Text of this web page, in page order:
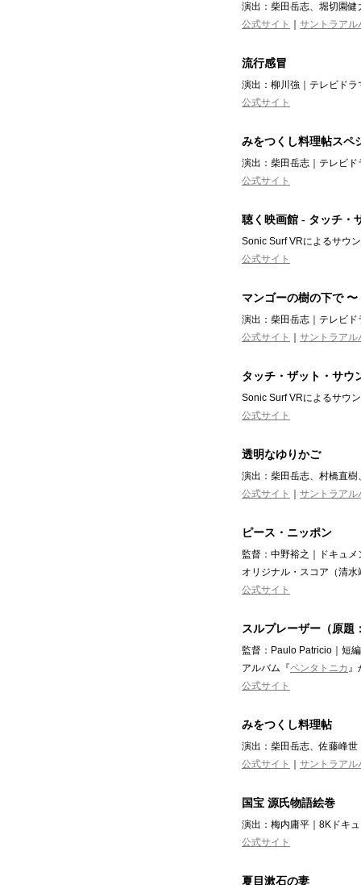
演出：柴田岳志、堀切園
公式サイト
サントラアル
流行感冒
演出：柳川強｜テレビド
公式サイト
みをつくし料理帖スペ
演出：柴田岳志｜テレビ
公式サイト
聴く映画館 - タッチ・
Sonic Surf VRによるサウ
公式サイト
マンゴーの樹の下で
演出：柴田岳志｜テレビ
公式サイト
サントラアル
タッチ・ザット・サウ
Sonic Surf VRによるサウ
公式サイト
透明なゆりかご
演出：柴田岳志、村橋直
公式サイト
サントラアル
ピース・ニッポン
監督：中野裕之｜ドキュ
オリジナル・スコア（清
公式サイト
スルプレーザー（原題
監督：Paulo Patricio｜短
アルバム『ペンタトニカ 』
公式サイト
みをつくし料理帖
演出：柴田岳志、佐藤峰
公式サイト
サントラアル
国宝 源氏物語絵巻
演出：梅内庸平｜8Kドキ
公式サイト
夏目漱石の妻